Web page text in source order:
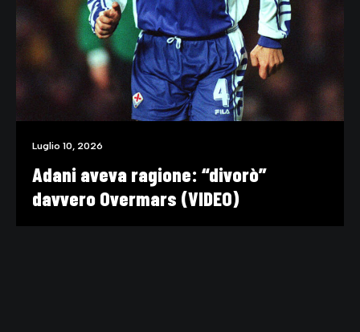
Luglio 10, 2026
Adani aveva ragione: “divorò”
davvero Overmars (VIDEO)